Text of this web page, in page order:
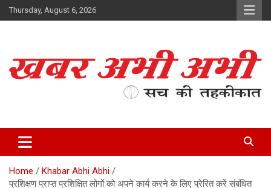
Skip
to
Thursday, August 6, 2026
Home
Khabar Abhi Abhi
प्रशिक्षण प्राप्त प्रशिक्षित लोगों को अपने कार्य करने के लिए प्रेरित करें संबंधित